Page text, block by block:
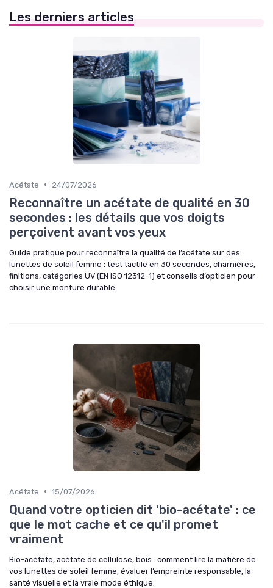
Les derniers articles
Acétate • 24/07/2026
Reconnaître un acétate de qualité en 30
secondes : les détails que vos doigts
perçoivent avant vos yeux
Guide pratique pour reconnaître la qualité de l’acétate sur des
lunettes de soleil femme : test tactile en 30 secondes, charnières,
finitions, catégories UV (EN ISO 12312-1) et conseils d’opticien pour
choisir une monture durable.
Acétate • 15/07/2026
Quand votre opticien dit 'bio-acétate' : ce
que le mot cache et ce qu'il promet
vraiment
Bio-acétate, acétate de cellulose, bois : comment lire la matière de
vos lunettes de soleil femme, évaluer l’empreinte responsable, la
santé visuelle et la vraie mode éthique.